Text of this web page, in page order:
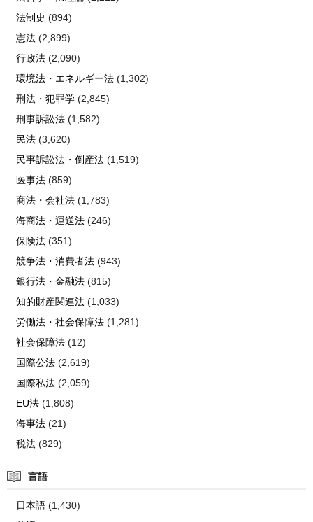
法制史 (894)
憲法(2,899)
行政法(2,090)
環境法・エネルギー法(1,302)
刑法・犯罪学(2,845)
刑事訴訟法(1,582)
民法(3,620)
民事訴訟法・倒産法(1,519)
医事法(859)
商法・会社法(1,783)
海商法・運送法(246)
保険法(351)
競争法・消費者法(943)
銀行法・金融法(815)
知的財産関連法(1,033)
労働法・社会保障法(1,281)
社会保障法(12)
国際公法(2,619)
国際私法(2,059)
EU法(1,808)
海事法(21)
税法(829)
言語
日本語(1,430)